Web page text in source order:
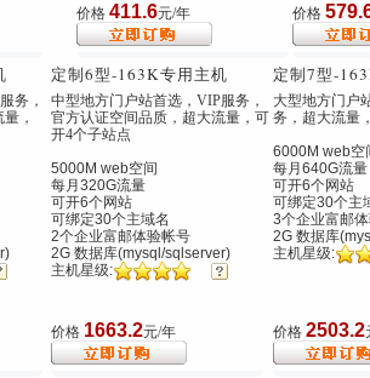
价格 411.6元/年 价格
务，
，
定制6型-163K专用主机
中型地方门户站首选，VIP服务，
官方认证空间品质，超大流量，可
开4个子站点
5000M web空间
每月320G流量
可开6个网站
可绑定30个主域名
2个企业富邮体验帐号
2G 数据库(mysql/sqlserver)
主机星级:
定制7型-
大型地方门户
务，超大流量
6000M web空
每月640G流量
可开6个网站
可绑定30个主
3个企业富邮
2G 数据库
主机星级:
价格 1663.2元/年 价格 2503.2